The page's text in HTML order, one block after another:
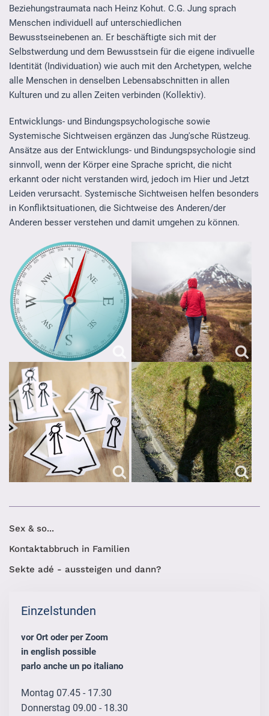
Beziehungstraumata nach Heinz Kohut. C.G. Jung sprach
Menschen individuell auf unterschiedlichen
Bewusstseinebenen an. Er beschäftigte sich mit der
Selbstwerdung und dem Bewusstsein für die eigene indivuelle
Identität (Individuation) wie auch mit den Archetypen, welche
alle Menschen in denselben Lebensabschnitten in allen
Kulturen und zu allen Zeiten verbinden (Kollektiv).
Entwicklungs- und Bindungspsychologische sowie
Systemische Sichtweisen ergänzen das Jung'sche Rüstzeug.
Ansätze aus der Entwicklungs- und Bindungspsychologie sind
sinnvoll, wenn der Körper eine Sprache spricht, die nicht
erkannt oder nicht verstanden wird, jedoch im Hier und Jetzt
Leiden verursacht. Systemische Sichtweisen helfen besonders
in Konfliktsituationen, die Sichtweise des Anderen/der
Anderen besser verstehen und damit umgehen zu können.
Sex & so...
Kontaktabbruch in Familien
Sekte adé - aussteigen und dann?
Einzelstunden
vor Ort oder per Zoom
in english possible
parlo anche un po italiano
Montag 07.45 - 17.30
Donnerstag 09.00 - 18.30